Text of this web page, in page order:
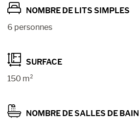
NOMBRE DE LITS SIMPLES
6 personnes
SURFACE
150 m²
NOMBRE DE SALLES DE BAIN